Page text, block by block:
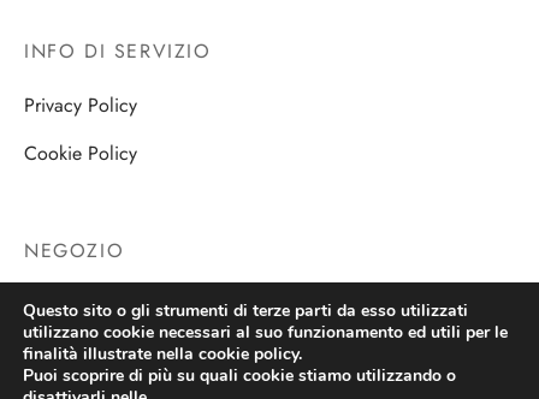
INFO DI SERVIZIO
Privacy Policy
Cookie Policy
NEGOZIO
Negozio
Questo sito o gli strumenti di terze parti da esso utilizzati
utilizzano cookie necessari al suo funzionamento ed utili per le
finalità illustrate nella cookie policy.
Puoi scoprire di più su quali cookie stiamo utilizzando o